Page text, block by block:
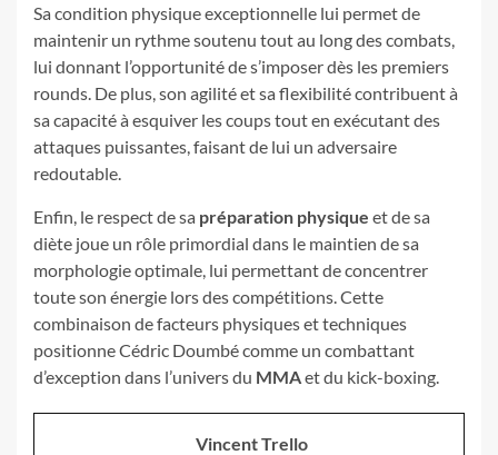
Sa condition physique exceptionnelle lui permet de
maintenir un rythme soutenu tout au long des combats,
lui donnant l’opportunité de s’imposer dès les premiers
rounds. De plus, son agilité et sa flexibilité contribuent à
sa capacité à esquiver les coups tout en exécutant des
attaques puissantes, faisant de lui un adversaire
redoutable.
Enfin, le respect de sa préparation physique et de sa
diète joue un rôle primordial dans le maintien de sa
morphologie optimale, lui permettant de concentrer
toute son énergie lors des compétitions. Cette
combinaison de facteurs physiques et techniques
positionne Cédric Doumbé comme un combattant
d’exception dans l’univers du MMAet du kick-boxing.
Vincent Trello